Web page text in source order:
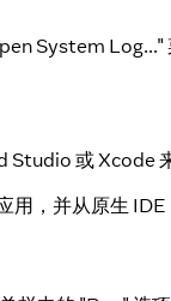
System
或 Xcode
用，并从原生